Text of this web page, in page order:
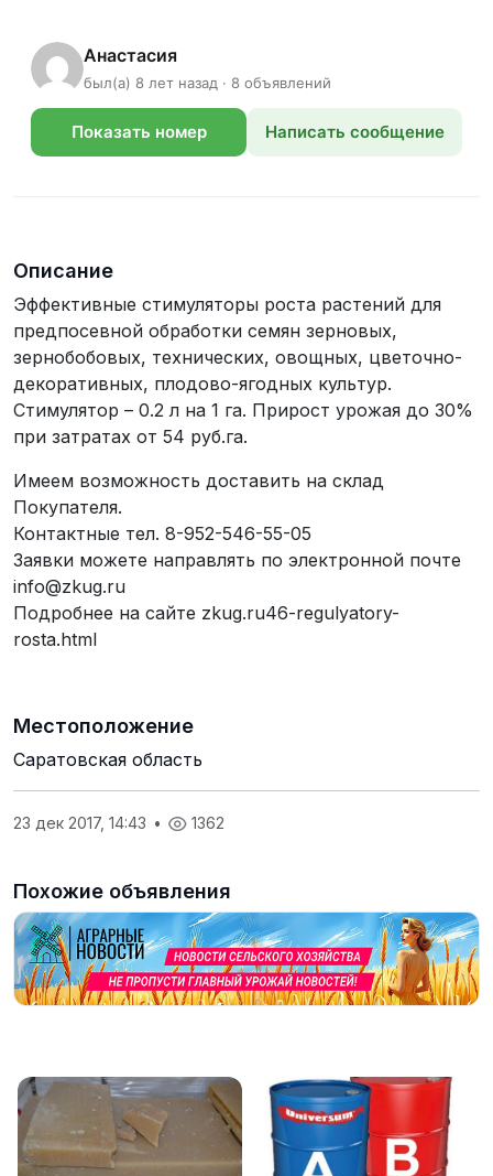
Анастасия
был(а) 8 лет назад · 8 объявлений
Показать номер Написать сообщение
Описание
Эффективные стимуляторы роста растений для
предпосевной обработки семян зерновых,
зернобобовых, технических, овощных, цветочно-
декоративных, плодово-ягодных культур.
Стимулятор – 0.2 л на 1 га. Прирост урожая до 30%
при затратах от 54 руб.га.
Имеем возможность доставить на склад
Покупателя.
Контактные тел. 8-952-546-55-05
Заявки можете направлять по электронной почте
info@zkug.ru
Подробнее на сайте zkug.ru46-regulyatory-
rosta.html
Местоположение
Саратовская область
23 дек 2017, 14:43 • 1362
Похожие объявления